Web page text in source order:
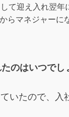
て迎え入れ翌
マネジャー
のはいつでし
いたので、